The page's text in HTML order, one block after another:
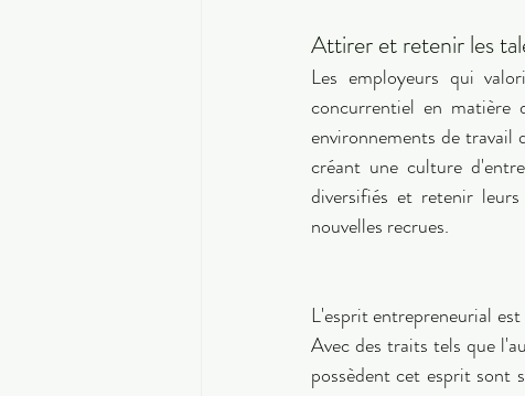
Attirer et retenir les
Les employeurs qui
concurrentiel en matière
environnements de
créant une culture
diversifiés et retenir
nouvelles recrues.
L'esprit entrepreneurial
Avec des traits tels que
possèdent cet esprit sont